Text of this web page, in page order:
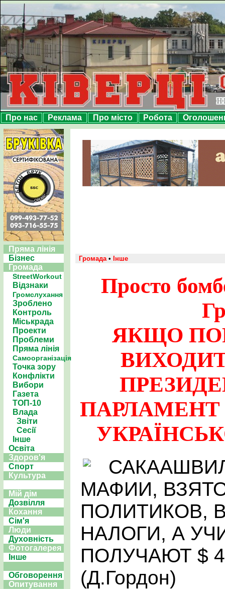
Про нас Реклама Про місто Робота
Пряма лінія
Бізнес
Громада
StreetWorkout
Відзнаки
Громслухання
Зроблено
Контроль
Міськрада
Проекти
Проблеми
Пряма лінія
Самоорганізація
Точка зору
Конфлікти
Вибори
Газета
ТОП-10
Влада
Звіти
Сесії
Інше
Освіта
Здоров'я
Спорт
Культура
Мій дім
Дозвілля
Кохання
Сім'я
Люди
Духовність
Фотогалерея
Інше
Обговорення
Опитування
Громада• Інше
Просто
ЯКЩО
МАФИИ,
ПОЛИТИКОВ,
НАЛОГИ, А
ПОЛУЧАЮТ $
(Д.Гордон)